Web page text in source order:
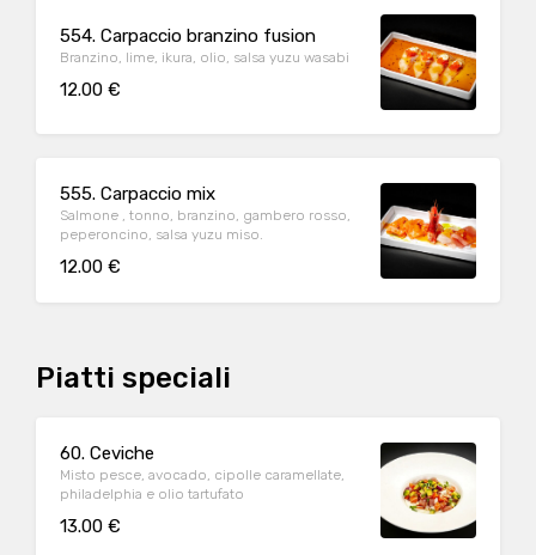
554. Carpaccio branzino fusion
Branzino, lime, ikura, olio, salsa yuzu wasabi
12.00 €
555. Carpaccio mix
Salmone , tonno, branzino, gambero rosso,
peperoncino, salsa yuzu miso.
12.00 €
Piatti speciali
60. Ceviche
Misto pesce, avocado, cipolle caramellate,
philadelphia e olio tartufato
13.00 €